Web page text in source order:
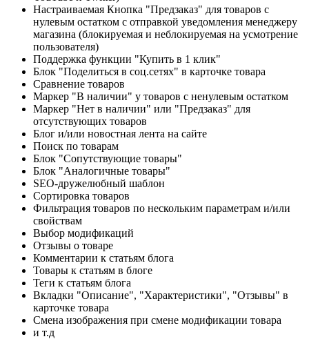
Настраиваемая Кнопка "Предзаказ" для товаров с
нулевым остатком с отправкой уведомления менеджеру
магазина (блокируемая и неблокируемая на усмотрение
пользователя)
Поддержка функции "Купить в 1 клик"
Блок "Поделиться в соц.сетях" в карточке товара
Сравнение товаров
Маркер "В наличии" у товаров с ненулевым остатком
Маркер "Нет в наличии" или "Предзаказ" для
отсутствующих товаров
Блог и/или новостная лента на сайте
Поиск по товарам
Блок "Сопутствующие товары"
Блок "Аналогичные товары"
SEO-дружелюбный шаблон
Сортировка товаров
Фильтрация товаров по нескольким параметрам и/или
свойствам
Выбор модификаций
Отзывы о товаре
Комментарии к статьям блога
Товары к статьям в блоге
Теги к статьям блога
Вкладки "Описание", "Характеристики", "Отзывы" в
карточке товара
Смена изображения при смене модификации товара
и т.д